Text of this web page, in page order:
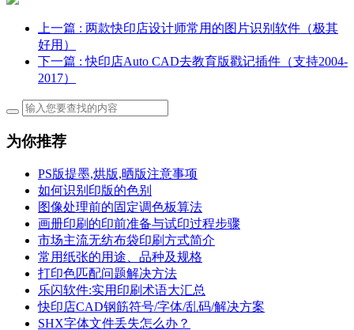
上一篇 : 两款快印店设计师常用的图片识别软件（极其
好用）
下一篇 : 快印店Auto CAD去教育版戳记插件（支持2004-
2017）
为你推荐
PS版提墨,烘版,晒版注意事项
如何识别印版的色别
图像处理前的固定调色板算法
画册印刷的印前准备与试印过程步骤
市场主流无纺布袋印刷方式简介
常用纸张的用途、品种及规格
打印色匹配问题解决方法
乐闪软件:实用印刷术语大汇总
快印店CAD钢筋符号/字体/乱码/解决方案
SHX字体文件丢失怎么办？